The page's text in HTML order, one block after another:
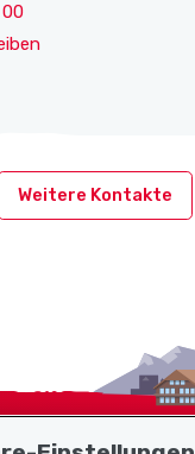
Weitere Kontakte